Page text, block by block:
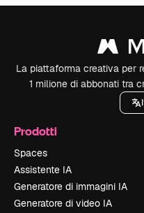
La piattaforma creativa per
1 milione di abbonati tra
Prodotti
Spaces
Assistente IA
Generatore di immagini IA
Generatore di video IA